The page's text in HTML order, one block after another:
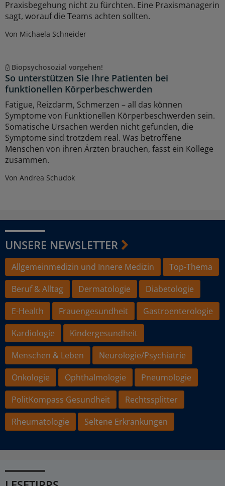
Praxisbegehung nicht zu fürchten. Eine Praxismanagerin
sagt, worauf die Teams achten sollten.
Von Michaela Schneider
Biopsychosozial vorgehen!
So unterstützen Sie Ihre Patienten bei
funktionellen Körperbeschwerden
Fatigue, Reizdarm, Schmerzen – all das können
Symptome von Funktionellen Körperbeschwerden sein.
Somatische Ursachen werden nicht gefunden, die
Symptome sind trotzdem real. Was betroffene
Menschen von ihren Ärzten brauchen, fasst ein Kollege
zusammen.
Von Andrea Schudok
UNSERE NEWSLETTER
Allgemeinmedizin und Innere Medizin
Top-Thema
Beruf & Alltag
Dermatologie
Diabetologie
E-Health
Frauengesundheit
Gastroenterologie
Kardiologie
Kindergesundheit
Menschen & Leben
Neurologie/Psychiatrie
Onkologie
Ophthalmologie
Pneumologie
PolitKompass Gesundheit
Rechtssplitter
Rheumatologie
Seltene Erkrankungen